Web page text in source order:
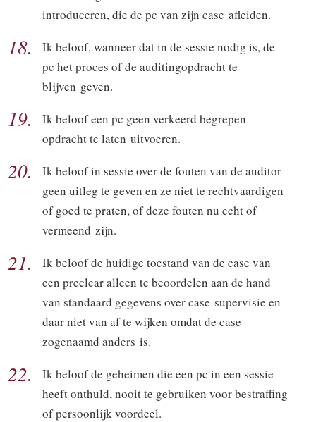
introduceren, die de pc van zijn case afleiden.
18.
Ik beloof, wanneer dat in de sessie nodig is, de
pc het proces of de auditingopdracht te
blijven geven.
19.
Ik beloof een pc geen verkeerd begrepen
opdracht te laten uitvoeren.
20.
Ik beloof in sessie over de fouten van de auditor
geen uitleg te geven en ze niet te rechtvaardigen
of goed te praten, of deze fouten nu echt of
vermeend zijn.
21.
Ik beloof de huidige toestand van de case van
een preclear alleen te beoordelen aan de hand
van standaard gegevens over case-supervisie en
daar niet van af te wijken omdat de case
zogenaamd anders is.
22.
Ik beloof de geheimen die een pc in een sessie
heeft onthuld, nooit te gebruiken voor bestraffing
of persoonlijk voordeel.